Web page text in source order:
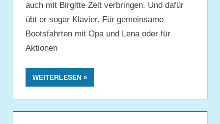
auch mit Birgitte Zeit verbringen. Und dafür
übt er sogar Klavier. Für gemeinsame
Bootsfahrten mit Opa und Lena oder für
Aktionen
WEITERLESEN